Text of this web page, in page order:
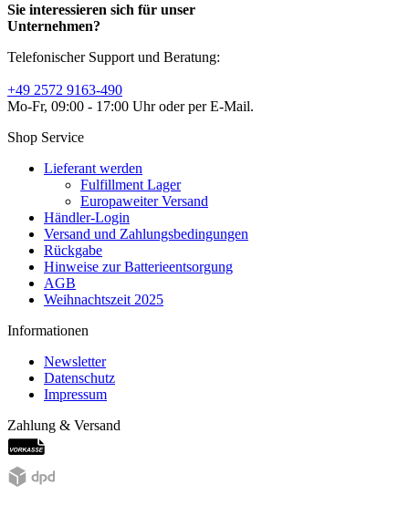
Sie interessieren sich für unser
Unternehmen?
Telefonischer Support und Beratung:
+49 2572 9163-490
Mo-Fr, 09:00 - 17:00 Uhr oder per E-Mail.
Shop Service
Lieferant werden
Fulfillment Lager
Europaweiter Versand
Händler-Login
Versand und Zahlungsbedingungen
Rückgabe
Hinweise zur Batterieentsorgung
AGB
Weihnachtszeit 2025
Informationen
Newsletter
Datenschutz
Impressum
Zahlung & Versand